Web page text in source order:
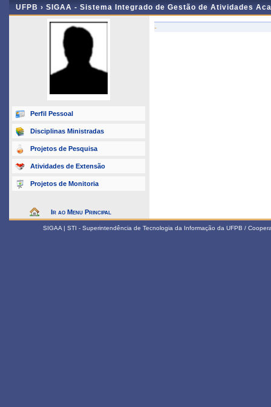
UFPB › SIGAA - Sistema Integrado de Gestão de Atividades
Perfil Pessoal
Disciplinas Ministradas
Projetos de Pesquisa
Atividades de Extensão
Projetos de Monitoria
Ir ao Menu Principal
-
SIGAA | STI - Superintendência de Tecnologia da Informação da UFPB /